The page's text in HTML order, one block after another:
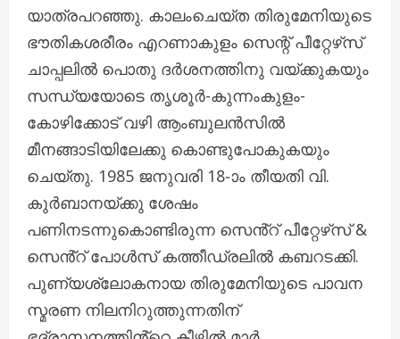
യാത്രപറഞ്ഞു. കാലംചെയ്ത തിരുമേനിയുടെ
ഭൗതികശരീരം എറണാകുളം സെന്റ് പീറ്റേഴ്‌സ്
ചാപ്പലിൽ പൊതു ദർശനത്തിനു വയ്ക്കുകയും
സന്ധ്യയോടെ തൃശൂർ-കുന്നംകുളം-
കോഴിക്കോട് വഴി ആംബുലൻസിൽ
മീനങ്ങാടിയിലേക്കു കൊണ്ടുപോകുകയും
ചെയ്തു. 1985 ജനുവരി 18-ാം തീയതി വി.
കുർബാനയ്ക്കു ശേഷം
പണിനടന്നുകൊണ്ടിരുന്ന സെൻ്റ് പീറ്റേഴ്‌സ് &
സെൻ്റ് പോൾസ് കത്തീഡ്രലിൽ കബറടക്കി.
പുണ്യശ്ലോകനായ തിരുമേനിയുടെ പാവന
സ്മരണ നിലനിറുത്തുന്നതിന്